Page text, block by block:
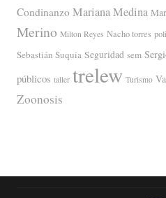
Condinanzo Mariana Medina
Merino Milton Reyes Nacho torres
Sebastián Suquia Seguridad sem
públicos taller trelew Turismo
Zoonosis